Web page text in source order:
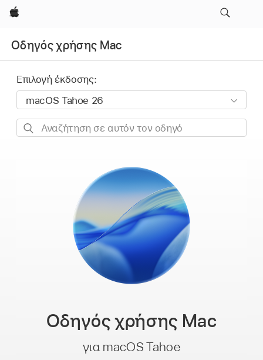
Apple
Οδηγός χρήσης Mac
Επιλογή έκδοσης:
Αναζήτηση
Οδηγός χρήσης Mac
για macOS Tahoe